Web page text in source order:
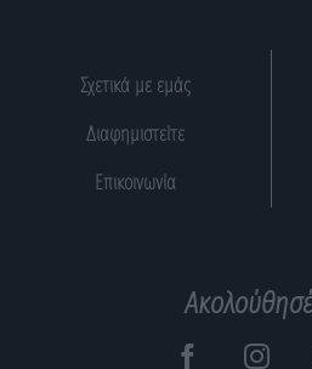
Σχετικά με εμάς
Διαφημιστείτε
Επικοινωνία